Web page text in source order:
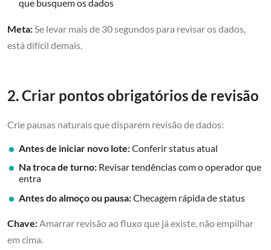
que busquem os dados
Meta: Se levar mais de 30 segundos para revisar os dados,
está difícil demais.
2. Criar pontos obrigatórios de revisão
Crie pausas naturais que disparem revisão de dados:
Antes de iniciar novo lote:Conferir status atual
Na troca de turno: Revisar tendências com o operador que
entra
Antes do almoço ou pausa:Checagem rápida de status
Chave:Amarrar revisão ao fluxo que já existe, não empilhar
em cima.